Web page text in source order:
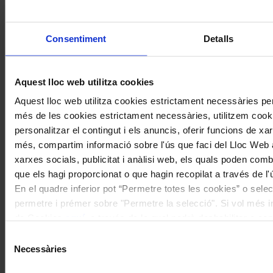
Consentiment Detalls
Aquest lloc web utilitza cookies
Aquest lloc web utilitza cookies estrictament necessàries
més de les cookies estrictament necessàries, utilitzem
personalitzar el contingut i els anuncis, oferir funcions de
més, compartim informació sobre l'ús que faci del Lloc Web
xarxes socials, publicitat i anàlisi web, els quals poden
que els hagi proporcionat o que hagin recopilat a través de
En el quadre inferior pot “Permetre totes les cookies” o
permetre i prémer sobre "Permetre la selecció". Si vol més
Necessàries
Montserrat Torrent a Peralada: un
debut als 100 anys